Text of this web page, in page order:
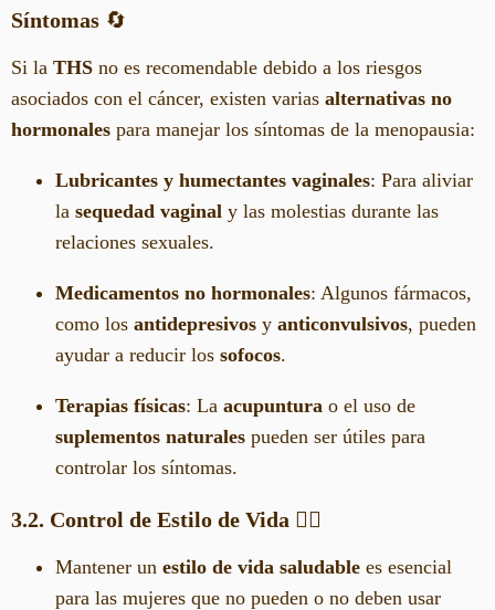
Síntomas 🔄
Si la THS no es recomendable debido a los riesgos
asociados con el cáncer, existen varias alternativas no
hormonales para manejar los síntomas de la menopausia:
Lubricantes y humectantes vaginales: Para aliviar
la sequedad vaginal y las molestias durante las
relaciones sexuales.
Medicamentos no hormonales: Algunos fármacos,
como los antidepresivos y anticonvulsivos, pueden
ayudar a reducir los sofocos.
Terapias físicas: La acupuntura o el uso de
suplementos naturales pueden ser útiles para
controlar los síntomas.
3.2. Control de Estilo de Vida 🏃‍♀️
Mantener un estilo de vida saludable es esencial
para las mujeres que no pueden o no deben usar